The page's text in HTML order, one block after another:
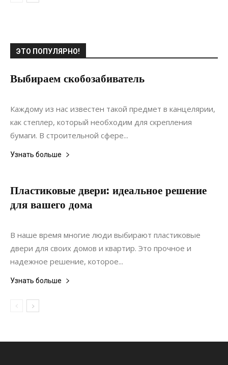
ЭТО ПОПУЛЯРНО!
Выбираем скобозабиватель
16.10.2020
Каждому из нас известен такой предмет в канцелярии,
как степлер, который необходим для скрепления
бумаги. В строительной сфере...
Узнать больше
Пластиковые двери: идеальное решение
для вашего дома
20.06.2022
В наше время многие люди выбирают пластиковые
двери для своих домов и квартир. Это прочное и
надежное решение, которое...
Узнать больше